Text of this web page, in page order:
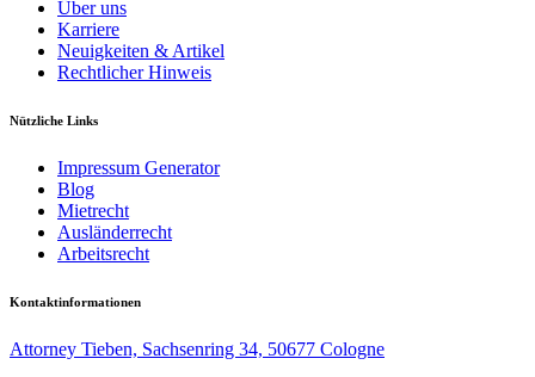
Über uns
Karriere
Neuigkeiten & Artikel
Rechtlicher Hinweis
Nützliche Links
Impressum Generator
Blog
Mietrecht
Ausländerrecht
Arbeitsrecht
Kontaktinformationen
Attorney Tieben, Sachsenring 34, 50677 Cologne